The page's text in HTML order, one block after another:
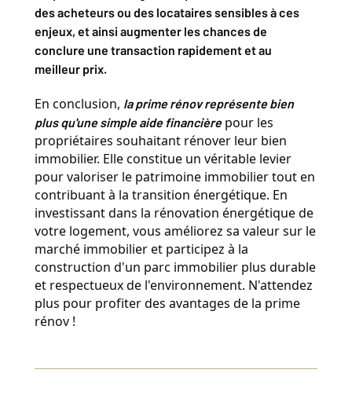
des acheteurs ou des locataires sensibles à ces
enjeux, et ainsi augmenter les chances de
conclure une transaction rapidement et au
meilleur prix.
En conclusion, la prime rénov représente bien
plus qu'une simple aide financière pour les
propriétaires souhaitant rénover leur bien
immobilier. Elle constitue un véritable levier
pour valoriser le patrimoine immobilier tout en
contribuant à la transition énergétique. En
investissant dans la rénovation énergétique de
votre logement, vous améliorez sa valeur sur le
marché immobilier et participez à la
construction d'un parc immobilier plus durable
et respectueux de l'environnement. N'attendez
plus pour profiter des avantages de la prime
rénov !